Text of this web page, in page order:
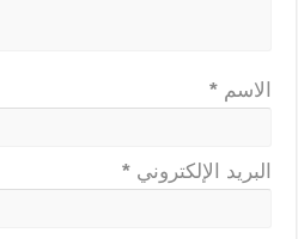
الاسم *
البريد الإلكتروني *